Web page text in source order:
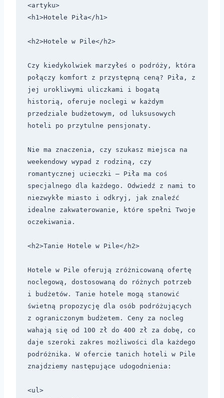
<artyku>
<h1>Hotele Piła</h1>
<h2>Hotele w Pile</h2>
Czy kiedykolwiek marzyłeś o podróży, która
połączy komfort z przystępną ceną? Piła, z
jej urokliwymi uliczkami i bogatą
historią, oferuje noclegi w każdym
przedziale budżetowym, od luksusowych
hoteli po przytulne pensjonaty.
Nie ma znaczenia, czy szukasz miejsca na
weekendowy wypad z rodziną, czy
romantycznej ucieczki – Piła ma coś
specjalnego dla każdego. Odwiedź z nami to
niezwykłe miasto i odkryj, jak znaleźć
idealne zakwaterowanie, które spełni Twoje
oczekiwania.
<h2>Tanie Hotele w Pile</h2>
Hotele w Pile oferują zróżnicowaną ofertę
noclegową, dostosowaną do różnych potrzeb
i budżetów. Tanie hotele mogą stanowić
świetną propozycję dla osób podróżujących
z ograniczonym budżetem. Ceny za nocleg
wahają się od 100 zł do 400 zł za dobę, co
daje szeroki zakres możliwości dla każdego
podróżnika. W ofercie tanich hoteli w Pile
znajdziemy następujące udogodnienia:
<ul>